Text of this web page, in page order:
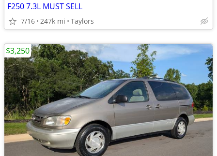
F250 7.3L MUST SELL
7/16 247k mi Taylors
$3,250